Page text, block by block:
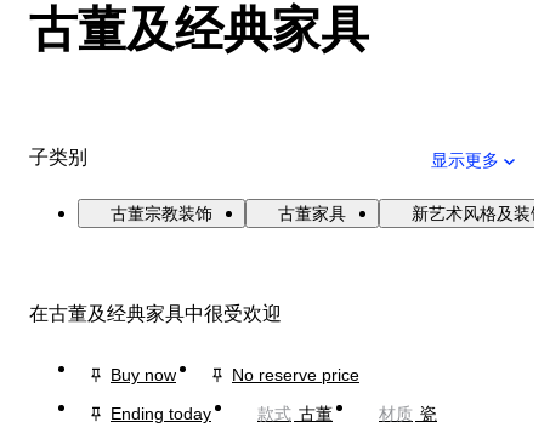
古董及经典家具
子类别 显示更多
古董宗教装饰 古董家具 新艺术风格及装
在古董及经典家具中很受欢迎
Buy now
No reserve price
Ending today
款式 古董 材质 瓷